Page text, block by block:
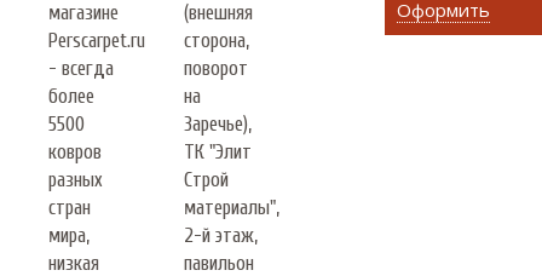
магазине
Perscarpet.ru
- всегда
более
5500
ковров
разных
стран
мира,
низкая
(внешняя
сторона,
поворот
на
Заречье),
ТК "Элит
Строй
материалы",
2-й этаж,
павильон
Оформить